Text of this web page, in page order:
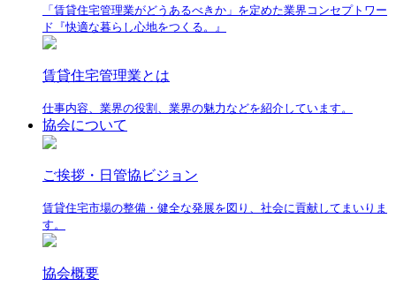
「賃貸住宅管理業がどうあるべきか」を定めた業界コンセプトワー
ド『快適な暮らし心地をつくる。』
賃貸住宅管理業とは
仕事内容、業界の役割、業界の魅力などを紹介しています。
協会について
ご挨拶・日管協ビジョン
賃貸住宅市場の整備・健全な発展を図り、社会に貢献してまいりま
す。
協会概要